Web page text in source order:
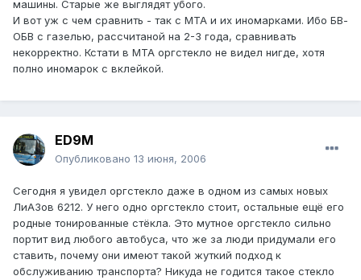
машины. Старые же выглядят убого.
И вот уж с чем сравнить - так с МТА и их иномарками. Ибо БВ-
ОБВ с газелью, рассчитаной на 2-3 года, сравнивать
некорректно. Кстати в МТА оргстекло не видел нигде, хотя
полно иномарок с вклейкой.
ED9M
Опубликовано 13 июня, 2006
Сегодня я увидел оргстекло даже в одном из самых новых
ЛиАЗов 6212. У него одно оргстекло стоит, остальные ещё его
родные тонированные стёкла. Это мутное оргстекло сильно
портит вид любого автобуса, что же за люди придумали его
ставить, почему они имеют такой жуткий подход к
обслуживанию транспорта? Никуда не годится такое стекло